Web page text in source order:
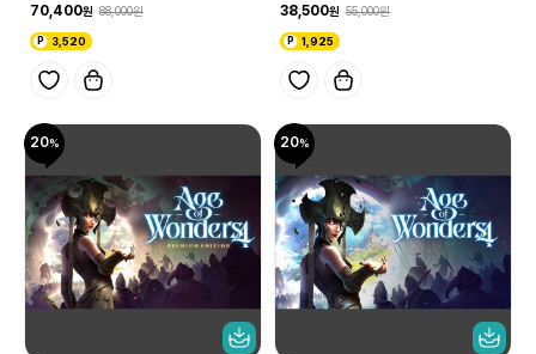
70,400
88,000
3,520
38,500
55,000
1,925
20 20